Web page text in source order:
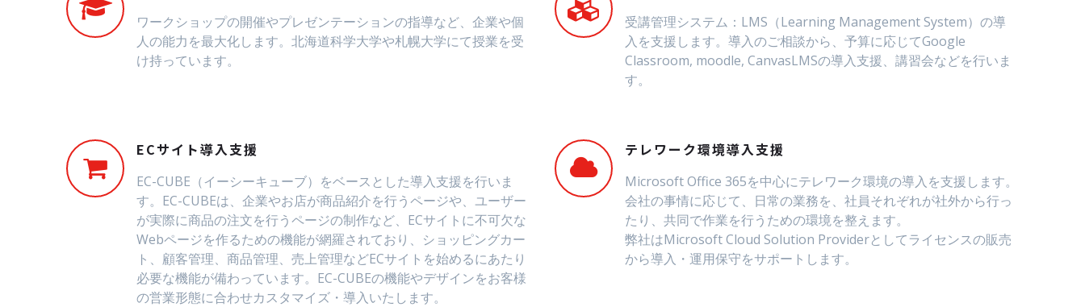
ワークショップの開催やプレゼンテーションの指導など、企業や個
人の能力を最大化します。北海道科学大学や札幌大学にて授業を受
け持っています。
受講管理システム：LMS（Learning Management System）の導
入を支援します。導入のご相談から、予算に応じてGoogle
Classroom, moodle, CanvasLMSの導入支援、講習会などを行いま
す。
ECサイト導入支援
EC-CUBE（イーシーキューブ）をベースとした導入支援を行いま
す。EC-CUBEは、企業やお店が商品紹介を行うページや、ユーザー
が実際に商品の注文を行うページの制作など、ECサイトに不可欠な
Webページを作るための機能が網羅されており、ショッピングカー
ト、顧客管理、商品管理、売上管理などECサイトを始めるにあたり
必要な機能が備わっています。EC-CUBEの機能やデザインをお客様
の営業形態に合わせカスタマイズ・導入いたします。
テレワーク環境導入支援
Microsoft Office 365を中心にテレワーク環境の導入を支援します。
会社の事情に応じて、日常の業務を、社員それぞれが社外から行っ
たり、共同で作業を行うための環境を整えます。
弊社はMicrosoft Cloud Solution Providerとしてライセンスの販売
から導入・運用保守をサポートします。